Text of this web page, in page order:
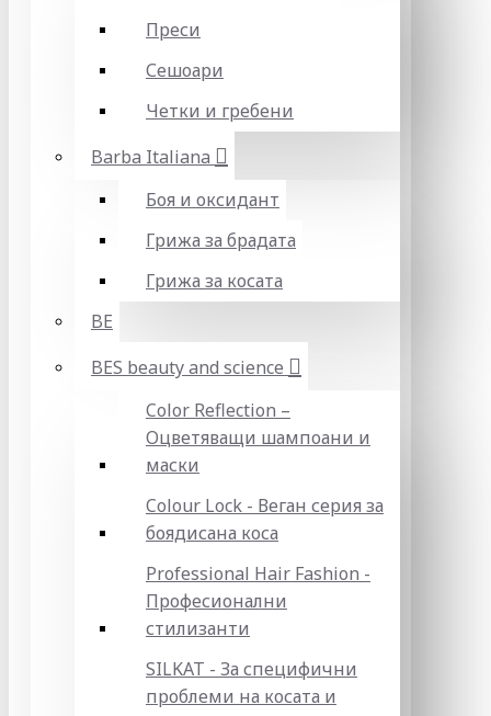
Преси
Сешоари
Четки и гребени
Barba Italiana
Боя и оксидант
Грижа за брадата
Грижа за косата
BE
BES beauty and science
Color Reflection –
Оцветяващи шампоани и
маски
Colour Lock - Веган серия за
боядисана коса
Professional Hair Fashion -
Професионални
стилизанти
SILKAT - За специфични
проблеми на косата и